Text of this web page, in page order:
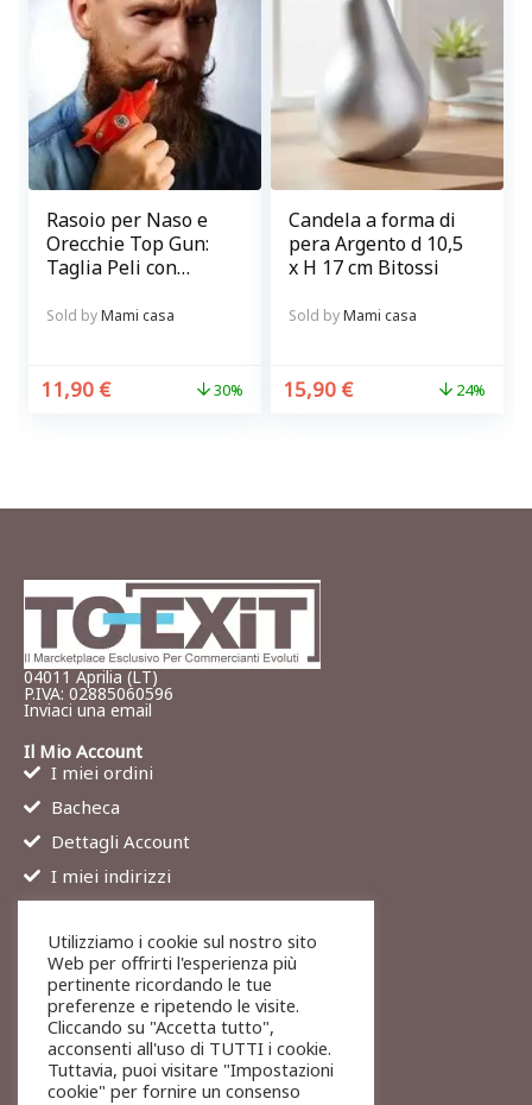
Rasoio per Naso e
Orecchie Top Gun:
Taglia Peli con
Sicurezza
Sold byMami casa
11,90 € 30%
Candela a forma di
pera Argento d 10,5
x H 17 cm Bitossi
Sold byMami casa
15,90 € 24%
04011 Aprilia (LT)
P.IVA: 02885060596
Inviaci una email
Il Mio Account
I miei ordini
Bacheca
Dettagli Account
I miei indirizzi
Chi siamo
Services
Blog
Contatti
Legali
Utilizziamo i cookie sul nostro sito
Web per offrirti l'esperienza più
pertinente ricordando le tue
preferenze e ripetendo le visite.
Cliccando su "Accetta tutto",
acconsenti all'uso di TUTTI i cookie.
Tuttavia, puoi visitare "Impostazioni
cookie" per fornire un consenso